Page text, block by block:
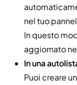
nel tuo
In questo
aggiornato
In una
Puoi creare